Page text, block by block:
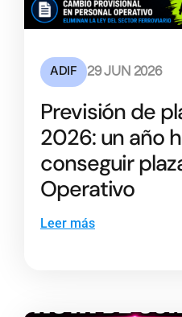
ADIF 29 JUN 2026
Previsión de
2026: un año
conseguir
Operativo
Leer más